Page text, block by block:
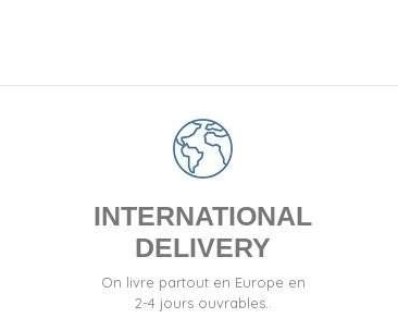
INTERNATIONAL
DELIVERY
On livre partout en Europe en
2-4 jours ouvrables..